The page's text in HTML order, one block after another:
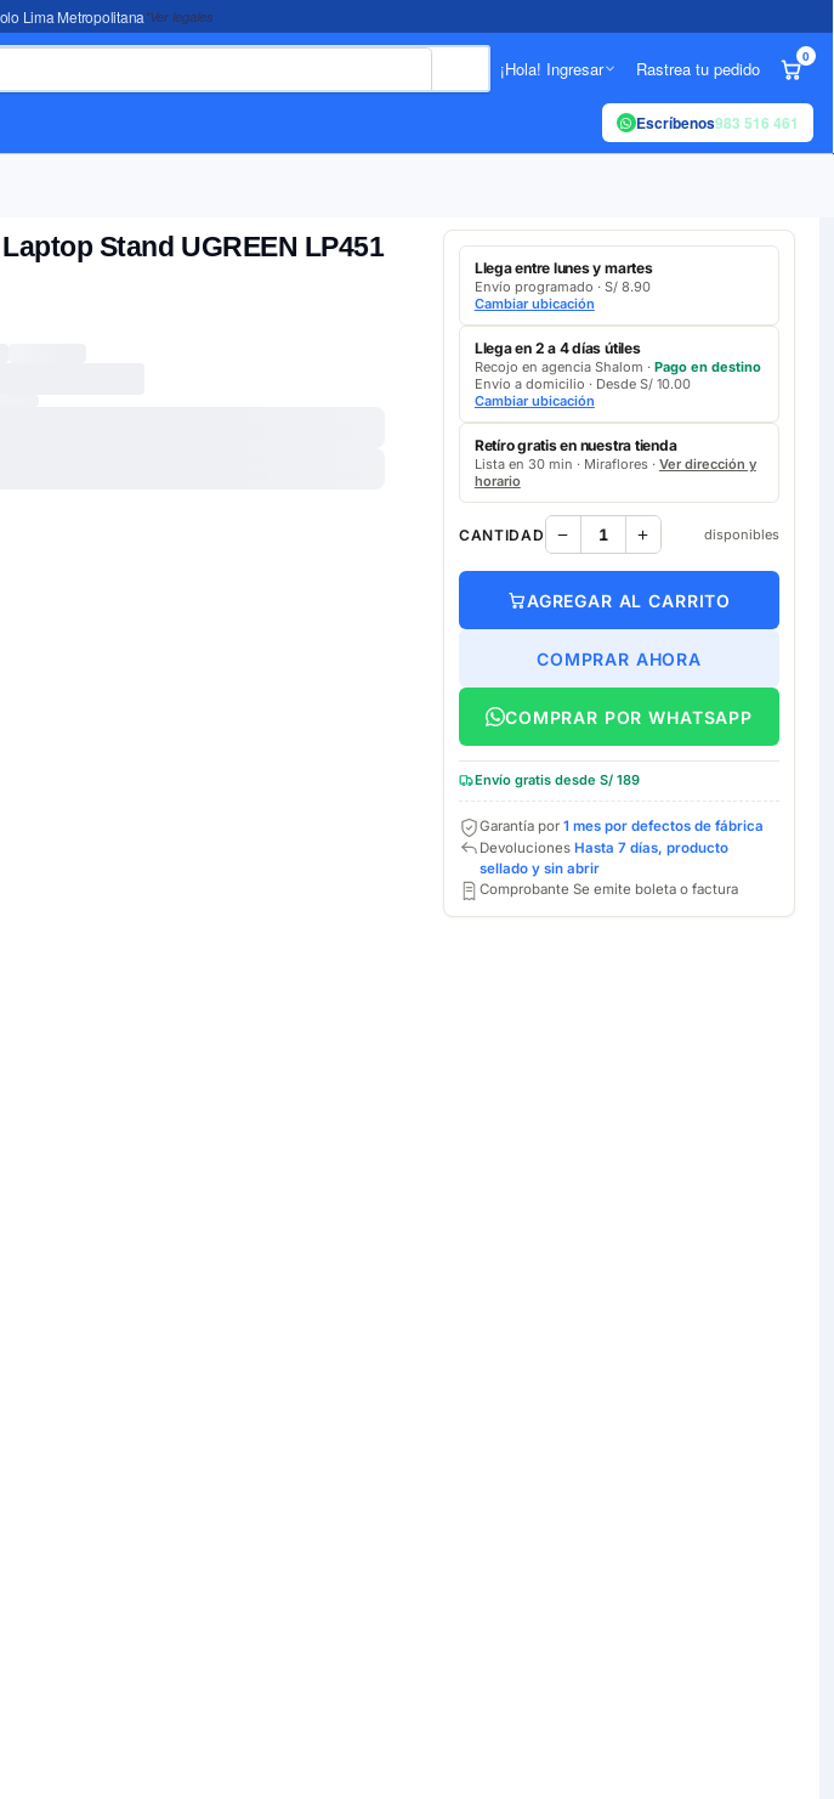
Lima Metropolitana*Ver legales
¡Hola! Ingresar Rastrea tu pedido
0
Escríbenos983 516 461
Stand UGREEN LP451
Llega entre lunes y martes
Envío programado · S/ 8.90
Cambiar ubicación
Llega en 2 a 4 días útiles
Recojo en agencia Shalom · Pago en destino
Envío a domicilio · Desde S/ 10.00
Cambiar ubicación
Retíro gratis en nuestra tienda
Lista en 30 min · Miraflores · Ver dirección y
horario
CANTIDAD disponibles
AGREGAR AL CARRITO
COMPRAR AHORA
COMPRAR POR WHATSAPP
Envío gratis desde S/ 189
Garantía por 1 mes por defectos de fábrica
Devoluciones Hasta 7 días, producto
sellado y sin abrir
Comprobante Se emite boleta o factura